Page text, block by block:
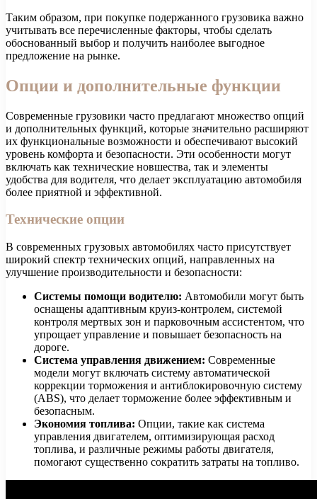
Таким образом, при покупке подержанного грузовика важно
учитывать все перечисленные факторы, чтобы сделать
обоснованный выбор и получить наиболее выгодное
предложение на рынке.
Опции и дополнительные функции
Современные грузовики часто предлагают множество опций
и дополнительных функций, которые значительно расширяют
их функциональные возможности и обеспечивают высокий
уровень комфорта и безопасности. Эти особенности могут
включать как технические новшества, так и элементы
удобства для водителя, что делает эксплуатацию автомобиля
более приятной и эффективной.
Технические опции
В современных грузовых автомобилях часто присутствует
широкий спектр технических опций, направленных на
улучшение производительности и безопасности:
Системы помощи водителю: Автомобили могут быть
оснащены адаптивным круиз-контролем, системой
контроля мертвых зон и парковочным ассистентом, что
упрощает управление и повышает безопасность на
дороге.
Система управления движением: Современные
модели могут включать систему автоматической
коррекции торможения и антиблокировочную систему
(ABS), что делает торможение более эффективным и
безопасным.
Экономия топлива: Опции, такие как система
управления двигателем, оптимизирующая расход
топлива, и различные режимы работы двигателя,
помогают существенно сократить затраты на топливо.